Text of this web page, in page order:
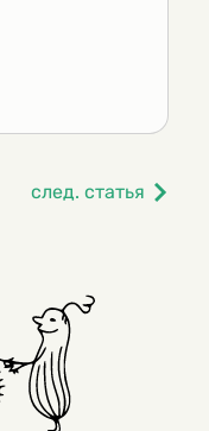
след. статья